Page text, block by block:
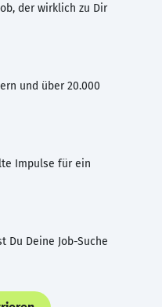
der wirklich zu Dir
und über 20.000
Impulse für ein
Du Deine Job-Suche